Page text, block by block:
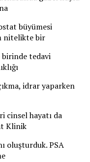
büyümesi
nitelikte bir
birinde tedavi
idrar yaparken
cinsel hayatı da
Klinik
oluşturduk. PSA